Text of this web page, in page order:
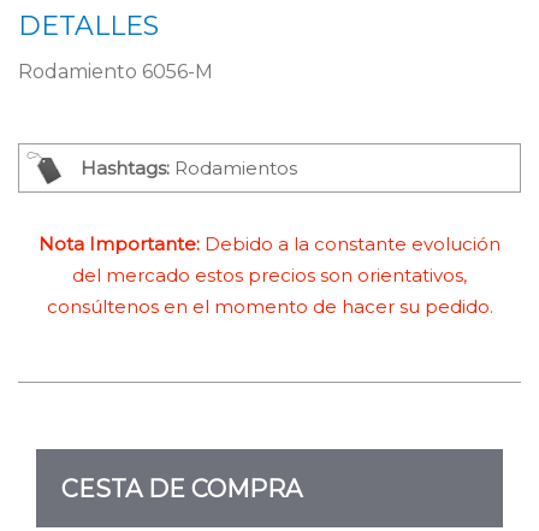
DETALLES
Rodamiento 6056-M
Hashtags: Rodamientos
Nota Importante: Debido a la constante evolución
del mercado estos precios son orientativos,
consúltenos en el momento de hacer su pedido.
CESTA DE COMPRA